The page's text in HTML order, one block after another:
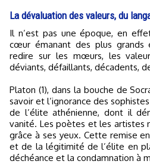
La dévaluation des valeurs, du
Il n’est pas une époque, en effet, où n’ait percé ce cri du
cœur émanant des plus grands
redire sur les mœurs, les
déviants, défaillants, décadents,
Platon (1), dans la bouche de
savoir et l’ignorance des
de l’élite athénienne, dont il
vanité. Les poètes et les artistes
grâce à ses yeux. Cette remise
et de la légitimité de l’élite en
déchéance et la condamnation à